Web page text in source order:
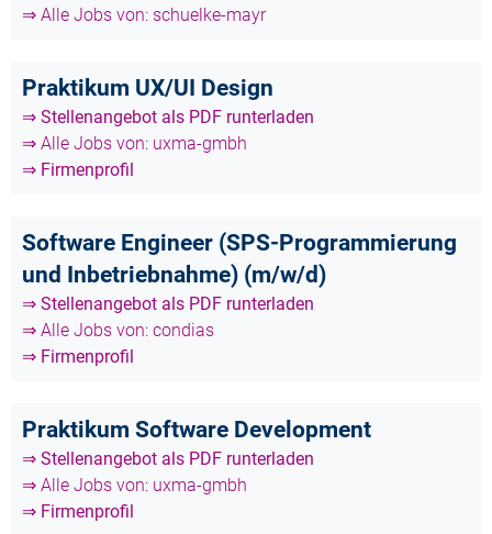
⇒ Alle Jobs von: schuelke-mayr
Praktikum UX/UI Design
⇒ Stellenangebot als PDF runterladen
⇒ Alle Jobs von: uxma-gmbh
⇒ Firmenprofil
Software Engineer (SPS-Programmierung
und Inbetriebnahme) (m/w/d)
⇒ Stellenangebot als PDF runterladen
⇒ Alle Jobs von: condias
⇒ Firmenprofil
Praktikum Software Development
⇒ Stellenangebot als PDF runterladen
⇒ Alle Jobs von: uxma-gmbh
⇒ Firmenprofil